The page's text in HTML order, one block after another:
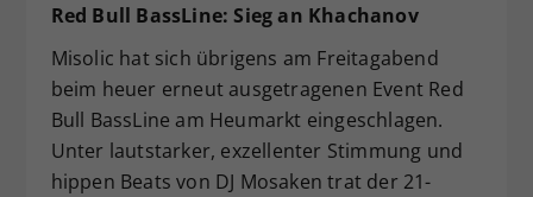
Red Bull BassLine: Sieg an Khachanov
Misolic hat sich übrigens am Freitagabend
beim heuer erneut ausgetragenen Event Red
Bull BassLine am Heumarkt eingeschlagen.
Unter lautstarker, exzellenter Stimmung und
hippen Beats von DJ Mosaken trat der 21-